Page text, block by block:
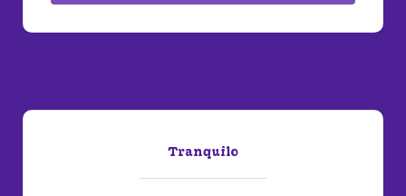
Tranquilo